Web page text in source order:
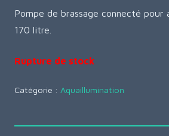
Pompe de brassage connecté pour
170 litre.
Rupture de stock
Catégorie : Aquaillumination